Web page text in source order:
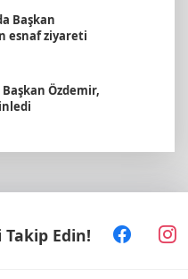
Başkan
esnaf ziyareti
Özdemir,
çocuklara yaz
Takip Edin!